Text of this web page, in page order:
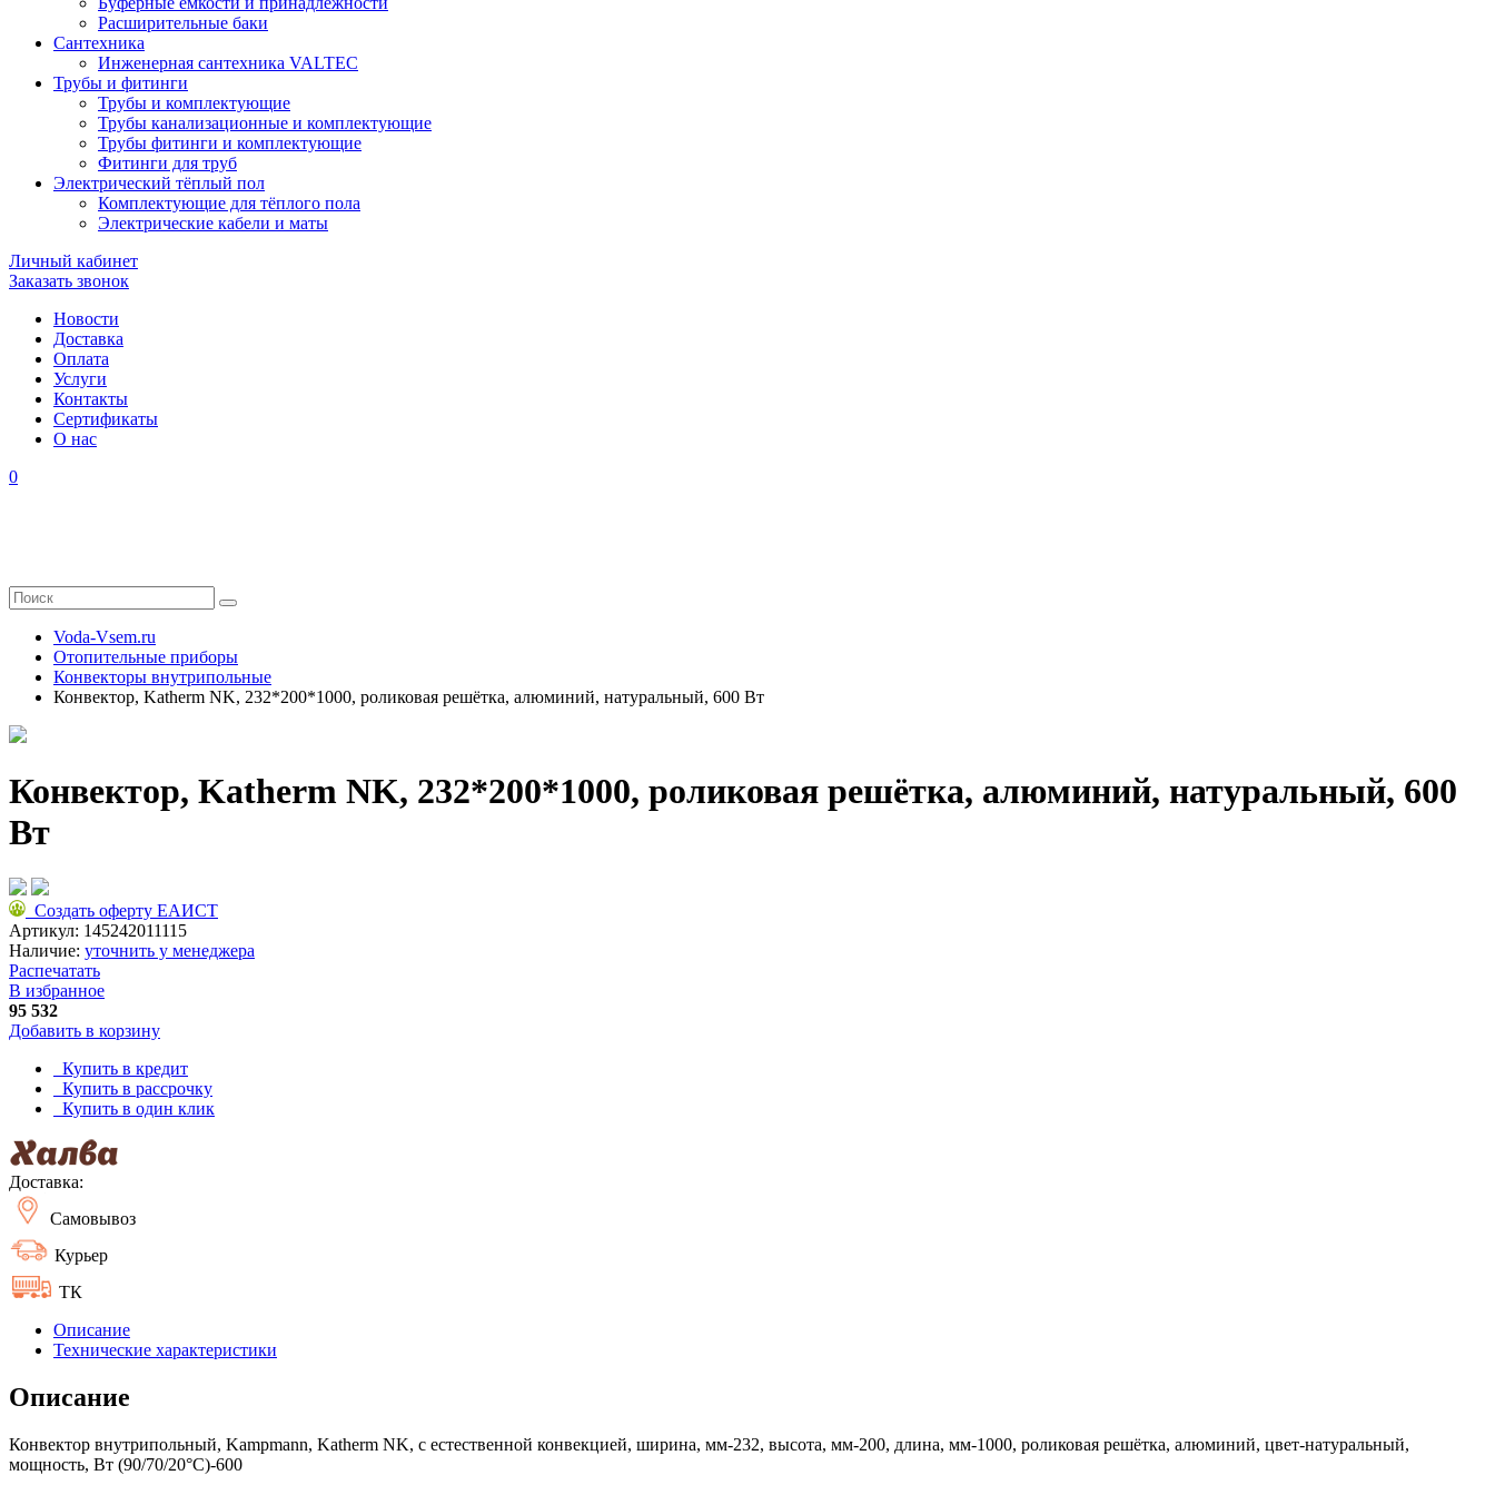
Расширительные баки
Сантехника
Инженерная сантехника VALTEC
Трубы и фитинги
Трубы и комплектующие
Трубы канализационные и комплектующие
Трубы фитинги и комплектующие
Фитинги для труб
Электрический тёплый пол
Комплектующие для тёплого пола
Электрические кабели и маты
Личный кабинет
Заказать звонок
Новости
Доставка
Оплата
Услуги
Контакты
Cертификаты
О нас
0
Voda-Vsem.ru
Отопительные приборы
Конвекторы внутрипольные
Конвектор, Katherm NK, 232*200*1000, роликовая решётка, алюминий, натуральный, 600 Вт
Конвектор, Katherm NK, 232*200*1000, роликовая решётка, алюминий, натуральный, 600
Вт
Создать оферту ЕАИСТ
Артикул: 145242011115
Наличие: уточнить у менеджера
Распечатать
В избранное
95 532
Добавить в корзину
Купить в кредит
Купить в рассрочку
Купить в один клик
Доставка:
Самовывоз
Курьер
ТК
Описание
Технические характеристики
Описание
Конвектор внутрипольный, Kampmann, Katherm NK, с естественной конвекцией, ширина, мм-232, высота, мм-200, длина, мм-1000, роликовая решётка, алюминий, цвет-натуральный,
мощность, Вт (90/70/20°C)-600